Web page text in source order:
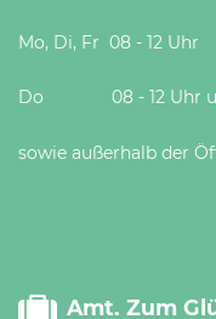
Mo, Di, Fr 08 - 12 Uhr
Do 08 - 12 Uhr
sowie außerhalb der
Amt. Zum